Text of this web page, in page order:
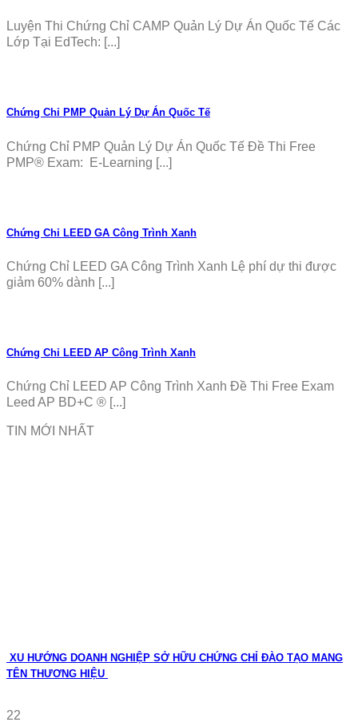
Luyện Thi Chứng Chỉ CAMP Quản Lý Dự Án Quốc Tế Các
Lớp Tại EdTech: [...]
Chứng Chỉ PMP Quản Lý Dự Án Quốc Tế
Chứng Chỉ PMP Quản Lý Dự Án Quốc Tế Đề Thi Free
PMP® Exam: E-Learning [...]
Chứng Chỉ LEED GA Công Trình Xanh
Chứng Chỉ LEED GA Công Trình Xanh Lệ phí dự thi được
giảm 60% dành [...]
Chứng Chỉ LEED AP Công Trình Xanh
Chứng Chỉ LEED AP Công Trình Xanh Đề Thi Free Exam
Leed AP BD+C ® [...]
TIN MỚI NHẤT
XU HƯỚNG DOANH NGHIỆP SỞ HỮU CHỨNG CHỈ ĐÀO TẠO MANG
TÊN THƯƠNG HIỆU
22